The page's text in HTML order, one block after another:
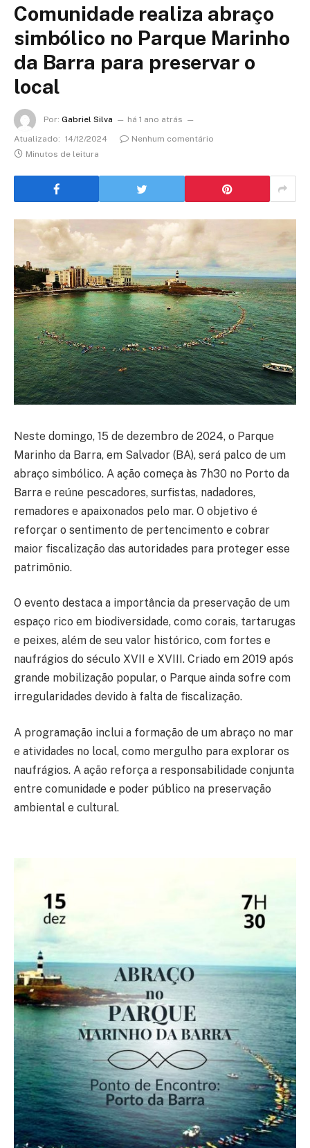
Comunidade realiza abraço
simbólico no Parque Marinho
da Barra para preservar o
local
Por: Gabriel Silva
há 1 ano atrás
Atualizado: 14/12/2024
Nenhum comentário
Minutos de leitura
Neste domingo, 15 de dezembro de 2024, o Parque
Marinho da Barra, em Salvador (BA), será palco de um
abraço simbólico. A ação começa às 7h30 no Porto da
Barra e reúne pescadores, surfistas, nadadores,
remadores e apaixonados pelo mar. O objetivo é
reforçar o sentimento de pertencimento e cobrar
maior fiscalização das autoridades para proteger esse
patrimônio.
O evento destaca a importância da preservação de um
espaço rico em biodiversidade, como corais, tartarugas
e peixes, além de seu valor histórico, com fortes e
naufrágios do século XVII e XVIII. Criado em 2019 após
grande mobilização popular, o Parque ainda sofre com
irregularidades devido à falta de fiscalização.
A programação inclui a formação de um abraço no mar
e atividades no local, como mergulho para explorar os
naufrágios. A ação reforça a responsabilidade conjunta
entre comunidade e poder público na preservação
ambiental e cultural.